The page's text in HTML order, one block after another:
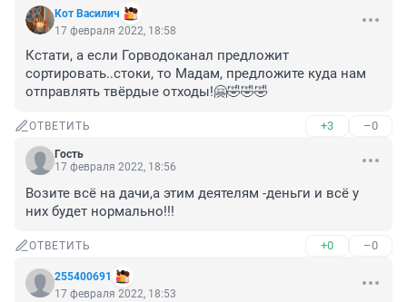
Кот Василич
17 февраля 2022, 18:58
Кстати, а если Горводоканал предложит
сортировать..стоки, то Мадам, предложите куда нам
отправлять твёрдые отходы!🤗🤣🤣🤣
ОТВЕТИТЬ +3 –0
Гость
17 февраля 2022, 18:56
Возите всё на дачи,а этим деятелям -деньги и всё у
них будет нормально!!!
ОТВЕТИТЬ +0 –0
255400691
17 февраля 2022, 18:53